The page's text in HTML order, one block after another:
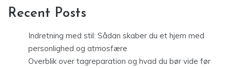
Recent Posts
Indretning med stil: Sådan skaber du et hjem med
personlighed og atmosfære
Overblik over tagreparation og hvad du bør vide før